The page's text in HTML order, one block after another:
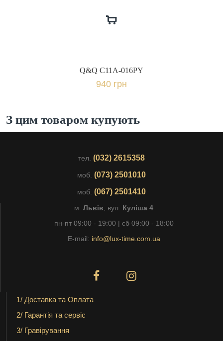
Q&Q C11A-016PY
940 грн
З цим товаром купують
тел. (032) 2615358
моб. (073) 2501010
моб. (067) 2501410
м. Львів , вул. Куліша 4
пн-пт 09:00 - 19:00 | сб 09:00 - 18:00
E-mail: info@lux-time.com.ua
1/ Доставка та Оплата
2/ Гарантія та сервіс
3/ Гравірування